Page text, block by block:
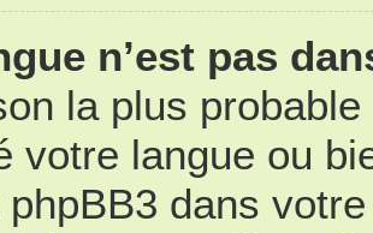
n’est pas
la plus probable
votre langue ou
dans